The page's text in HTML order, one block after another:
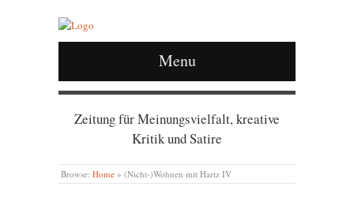
Menu
Zeitung für Meinungsvielfalt, kreative
Kritik und Satire
Browse: Home » (Nicht-)Wohnen mit Hartz IV